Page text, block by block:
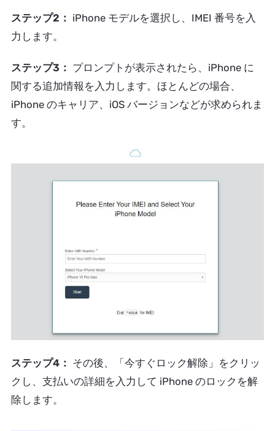
ステップ2： iPhone モデルを選択し、IMEI 番号を入
力します。
ステップ3： プロンプトが表示されたら、iPhone に
関する追加情報を入力します。ほとんどの場合、
iPhone のキャリア、iOS バージョンなどが求められま
す。
ステップ4： その後、「今すぐロック解除」をクリッ
クし、支払いの詳細を入力して iPhone のロックを解
除します。